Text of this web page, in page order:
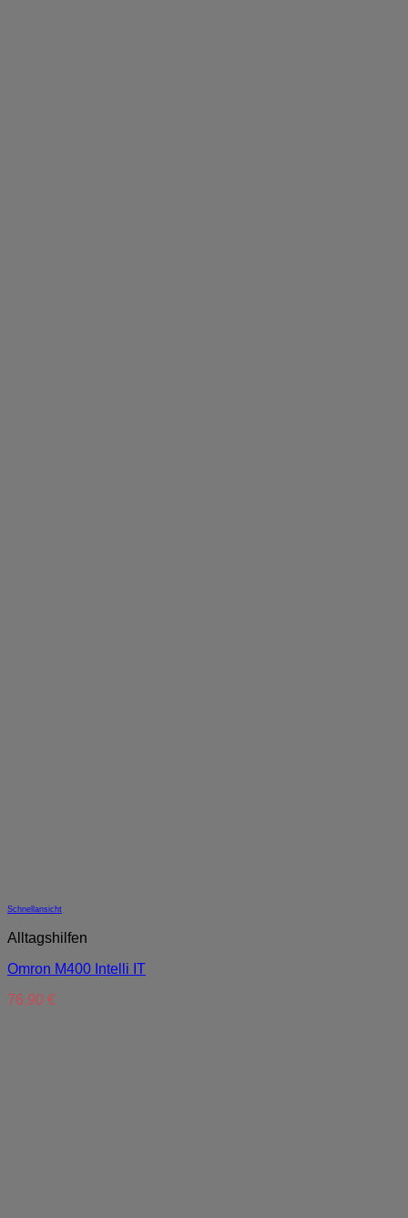
Schnellansicht
Alltagshilfen
Omron M400 Intelli IT
76,90 €